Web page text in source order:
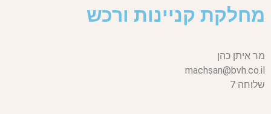
מחלקת קניינות ורכש
מר איתן כהן
machsan@bvh.co.il
שלוחה 7